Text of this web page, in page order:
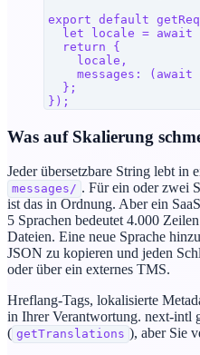
export default
  let
locale = await
  return
{
    locale
,
    messages
: ( await
  };
});
Was auf Skalierung
Jeder übersetzbare String lebt in
messages/ . Für ein oder zwei
ist das in Ordnung. Aber ein
5 Sprachen bedeutet 4.000
Dateien. Eine neue Sprache
JSON zu kopieren und jeden
oder über ein externes TMS.
Hreflang-Tags, lokalisierte
in Ihrer Verantwortung. next-intl
( getTranslations ), aber Sie